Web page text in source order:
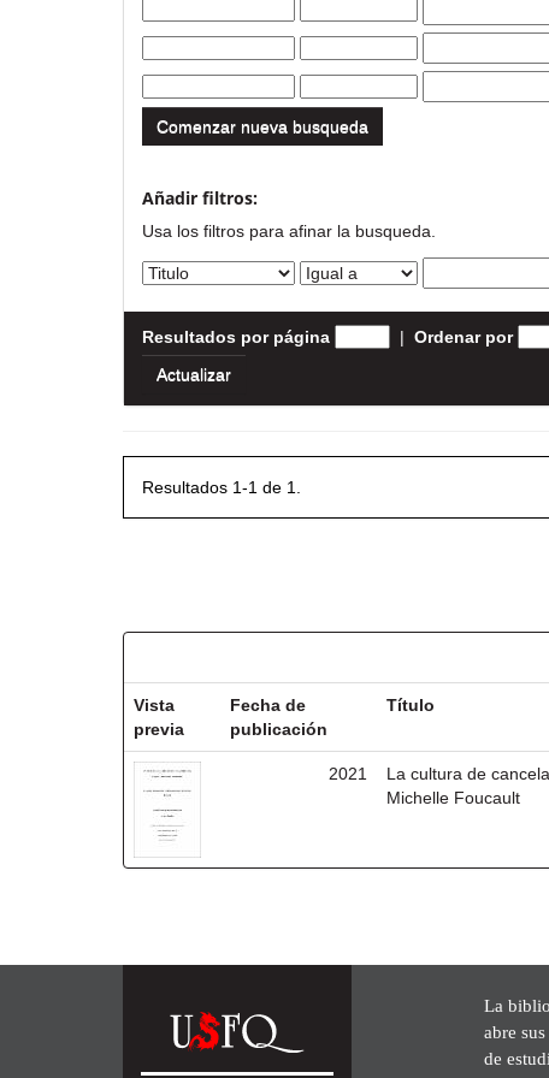
Comenzar nueva busqueda
Añadir filtros:
Usa los filtros para afinar la busqueda.
Resultados por página | Ordenar por
Resultados 1-1 de 1.
Vista
previa
Fecha de
publicación
Título
2021
La cultura de
Michelle Foucault
La
abre
de